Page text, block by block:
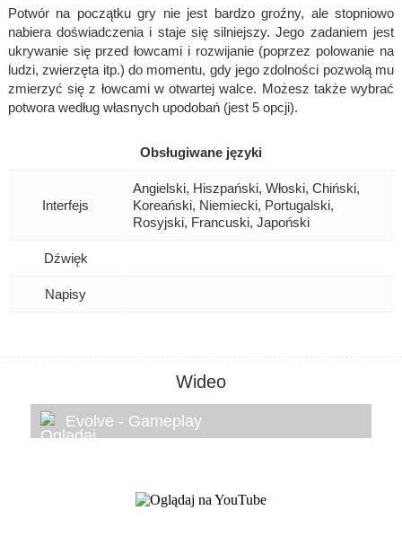
Potwór na początku gry nie jest bardzo groźny, ale stopniowo
nabiera doświadczenia i staje się silniejszy. Jego zadaniem jest
ukrywanie się przed łowcami i rozwijanie (poprzez polowanie na
ludzi, zwierzęta itp.) do momentu, gdy jego zdolności pozwolą mu
zmierzyć się z łowcami w otwartej walce. Możesz także wybrać
potwora według własnych upodobań (jest 5 opcji).
Obsługiwane języki
Interfejs
Angielski, Hiszpański, Włoski, Chiński,
Koreański, Niemiecki, Portugalski,
Rosyjski, Francuski, Japoński
Dźwięk
Napisy
Wideo
Evolve - Gameplay